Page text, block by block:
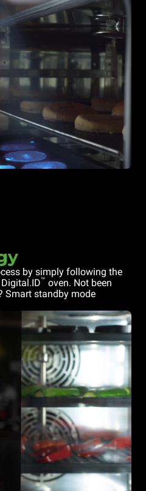
by simply following the
™ oven. Not been
Smart standby mode